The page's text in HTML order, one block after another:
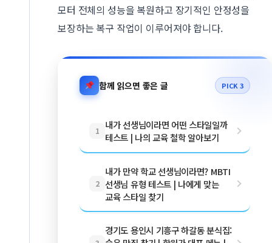
모터 전체의 성능을 복원하고 장기적인 안정성을
보장하는 복구 작업이 이루어져야 합니다.
함께 읽으면 좋은 글 PICK 3
1
내가 선생님이라면 어떤 스타일일까
테스트 | 나의 교육 철학 알아보기
2
내가 만약 학교 선생님이라면? MBTI
선생님 유형 테스트 | 나에게 맞는
교육 스타일 찾기
경기도 용인시 기흥구 하갈동 분식집: